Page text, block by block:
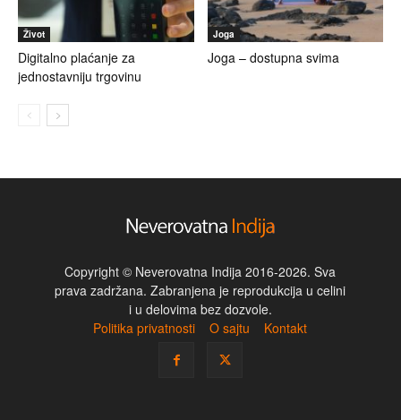
Život
Digitalno plaćanje za
jednostavniju trgovinu
Joga
Joga – dostupna svima
Copyright © Neverovatna Indija 2016-2026. Sva
prava zadržana. Zabranjena je reprodukcija u celini
i u delovima bez dozvole.
Politika privatnosti
O sajtu Kontakt